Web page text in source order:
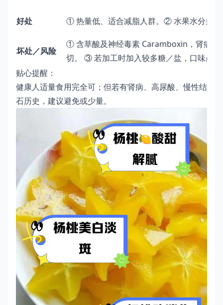
好处 ① 热量低、适合减脂人群。② 水果水分多
坏处／风险
① 含草酸及神经毒素 Caramboxin，肾病患
切。 ③ 若加工时加入较多糖／盐，口味虽
贴心提醒：
健康人适量食用完全可；但若有肾病、高尿酸、慢性结
石历史，建议避免或少量。